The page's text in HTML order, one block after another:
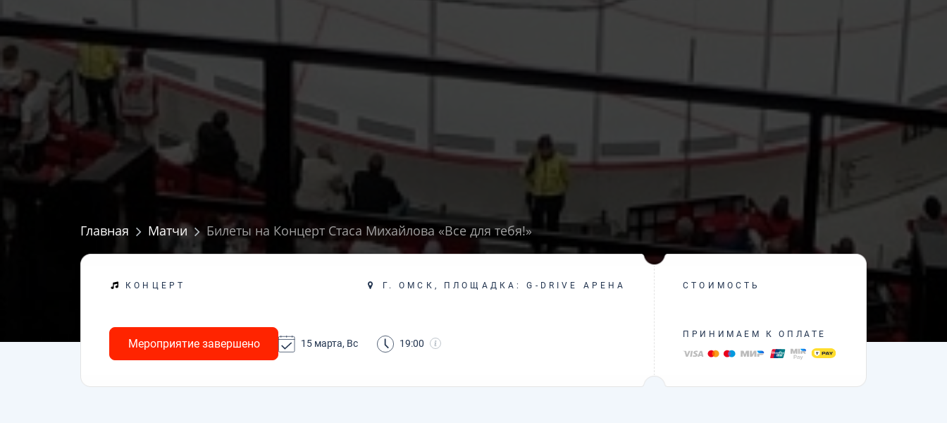
Главная Матчи Билеты на Концерт Стаса Михайлова «Все для тебя!»
КОНЦЕРТ Г. ОМСК, ПЛОЩАДКА: G-DRIVE АРЕНА
Мероприятие завершено 15 марта, Вс 19:00
СТОИМОСТЬ
ПРИНИМАЕМ К ОПЛАТЕ